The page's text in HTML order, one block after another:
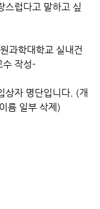
스럽다고 말하고 싶
과학대학교 실내건
수 작성-
상자 명단입니다. (개
름 일부 삭제)